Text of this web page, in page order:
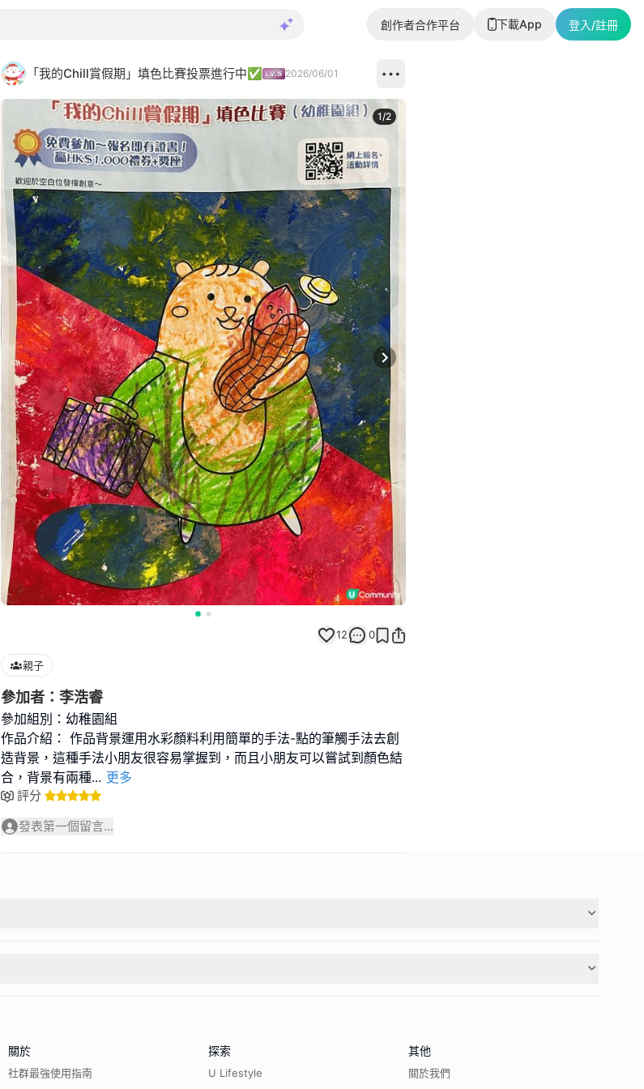
創作者合作平台 下載App 登入/註冊
「我的Chill賞假期」填色比賽投票進行中✅ 2026/06/01
Next slide
1/2
12 0
親子
參加者：李浩睿
參加組別：幼稚園組
作品介紹： 作品背景運用水彩顏料利用簡單的手法-點的筆觸手法去創
造背景，這種手法小朋友很容易掌握到，而且小朋友可以嘗試到顏色結
合，背景有兩種... 更多
評分
發表第一個留言...
關於
社群最強使用指南
探索
U Lifestyle
其他
關於我們